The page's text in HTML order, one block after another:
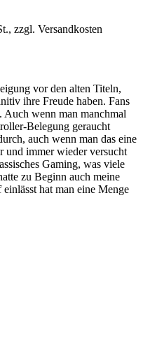
zzgl. Versandkosten
vor den alten Titeln,
ihre Freude haben. Fans
wenn man manchmal
Belegung geraucht
auch wenn man das eine
und immer wieder versucht
Gaming, was viele
zu Beginn auch meine
hat man eine Menge